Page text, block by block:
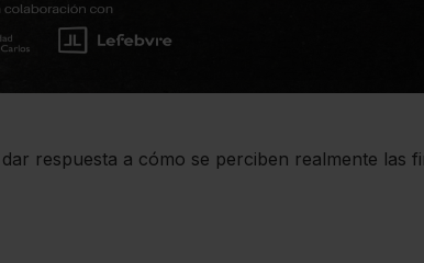
respuesta a cómo se perciben realmente las